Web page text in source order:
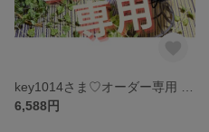
6,588円